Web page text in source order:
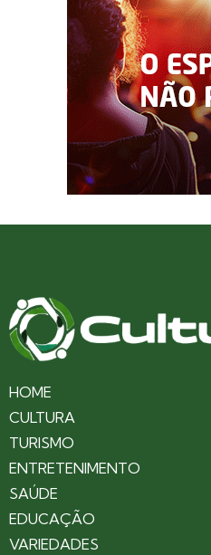
HOME
CULTURA
TURISMO
ENTRETENIMENTO
SAÚDE
EDUCAÇÃO
VARIEDADES